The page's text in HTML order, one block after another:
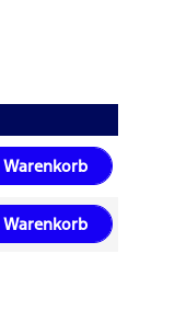
Warenkorb
Warenkorb